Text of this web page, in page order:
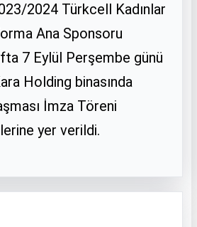
2024 Türkcell Kadınlar
Ana Sponsoru
7 Eylül Perşembe günü
Holding binasında
İmza Töreni
yer verildi.